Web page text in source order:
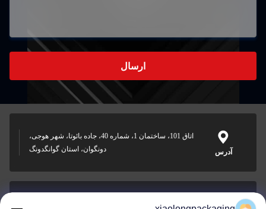
ارسال
آدرس
اتاق 101، ساختمان 1، شماره 40، جاده بائوتا، شهر هوجی،
دونگوان، استان گوانگدونگ